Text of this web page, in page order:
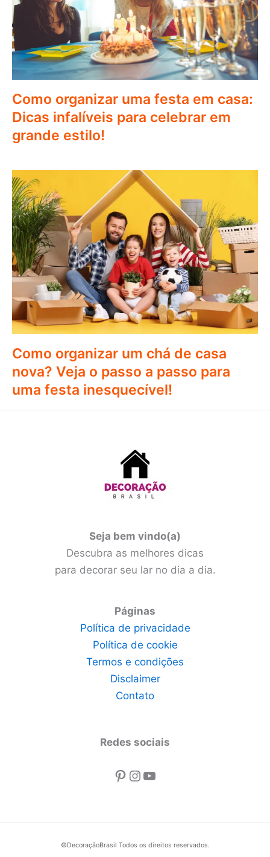
Como organizar uma festa em casa:
Dicas infalíveis para celebrar em
grande estilo!
Como organizar um chá de casa
nova? Veja o passo a passo para
uma festa inesquecível!
Seja bem vindo(a)
Descubra as melhores dicas
para decorar seu lar no dia a dia.
Páginas
Política de privacidade
Política de cookie
Termos e condições
Disclaimer
Contato
Redes sociais
Pinterest
Instagram
Youtube
©DecoraçãoBrasil Todos os direitos reservados.